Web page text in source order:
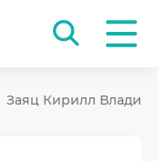
Заяц Кирилл